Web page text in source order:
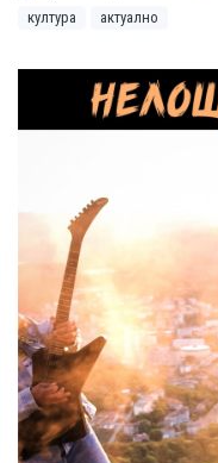
култура актуално